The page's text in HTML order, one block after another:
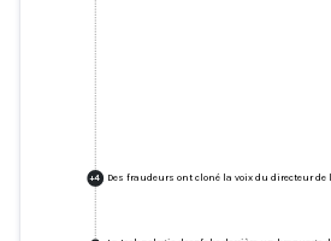
+4 Des fraudeurs ont cloné la voix du directeur